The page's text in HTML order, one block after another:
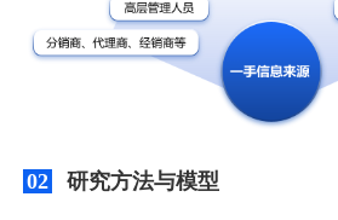
02 研究方法与模型